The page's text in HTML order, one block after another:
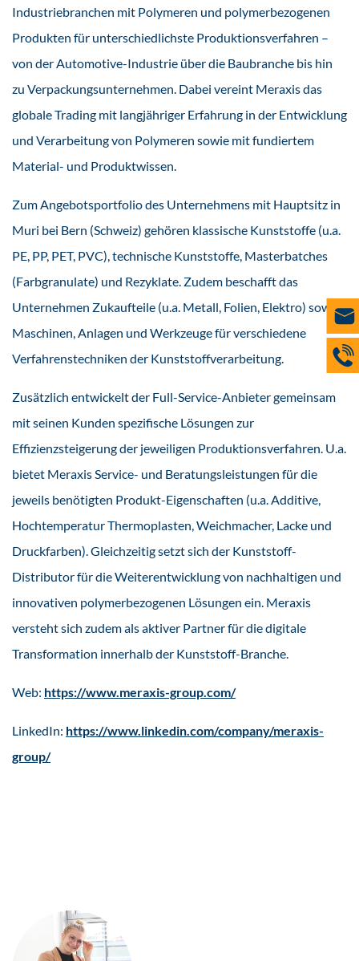
Industriebranchen mit Polymeren und polymerbezogenen
Produkten für unterschiedlichste Produktionsverfahren –
von der Automotive-Industrie über die Baubranche bis hin
zu Verpackungsunternehmen. Dabei vereint Meraxis das
globale Trading mit langjähriger Erfahrung in der Entwicklung
und Verarbeitung von Polymeren sowie mit fundiertem
Material- und Produktwissen.
Zum Angebotsportfolio des Unternehmens mit Hauptsitz in
Muri bei Bern (Schweiz) gehören klassische Kunststoffe (u.a.
PE, PP, PET, PVC), technische Kunststoffe, Masterbatches
(Farbgranulate) und Rezyklate. Zudem beschafft das
Unternehmen Zukaufteile (u.a. Metall, Folien, Elektro) sowie
Maschinen, Anlagen und Werkzeuge für verschiedene
Verfahrenstechniken der Kunststoffverarbeitung.
Zusätzlich entwickelt der Full-Service-Anbieter gemeinsam
mit seinen Kunden spezifische Lösungen zur
Effizienzsteigerung der jeweiligen Produktionsverfahren. U.a.
bietet Meraxis Service- und Beratungsleistungen für die
jeweils benötigten Produkt-Eigenschaften (u.a. Additive,
Hochtemperatur Thermoplasten, Weichmacher, Lacke und
Druckfarben). Gleichzeitig setzt sich der Kunststoff-
Distributor für die Weiterentwicklung von nachhaltigen und
innovativen polymerbezogenen Lösungen ein. Meraxis
versteht sich zudem als aktiver Partner für die digitale
Transformation innerhalb der Kunststoff-Branche.
Web: https://www.meraxis-group.com/
LinkedIn: https://www.linkedin.com/company/meraxis-
group/